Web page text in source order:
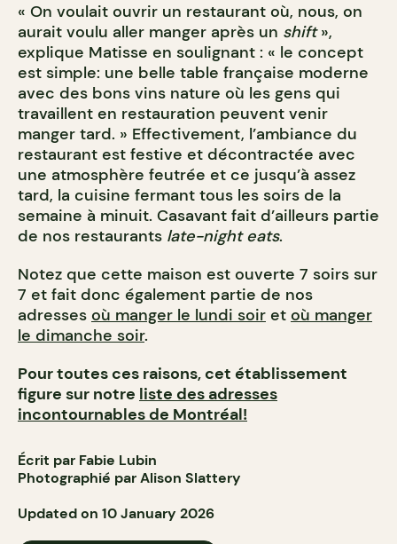
« On voulait ouvrir un restaurant où, nous, on
aurait voulu aller manger après un shift»,
explique Matisse en soulignant : « le concept
est simple: une belle table française moderne
avec des bons vins nature où les gens qui
travaillent en restauration peuvent venir
manger tard. » Effectivement, l’ambiance du
restaurant est festive et décontractée avec
une atmosphère feutrée et ce jusqu’à assez
tard, la cuisine fermant tous les soirs de la
semaine à minuit. Casavant fait d’ailleurs partie
de nos restaurants late-night eats.
Notez que cette maison est ouverte 7 soirs sur
7 et fait donc également partie de nos
adresses où manger le lundi soir et où manger
le dimanche soir.
Pour toutes ces raisons, cet établissement
figure sur notre liste des adresses
incontournables de Montréal!
Écrit par Fabie Lubin
Photographié par Alison Slattery
Updated on 10 January 2026